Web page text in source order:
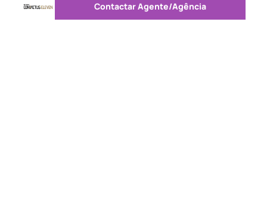
Enviar mensagem
Contactar Agente/Agência